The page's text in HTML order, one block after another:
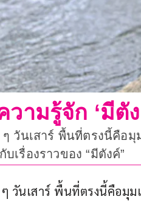
วามรู้จัก ‘มีตัง
วันเสาร์ พื้นที่ตรงนี้คือมุ
บเรื่องราวของ “มีตังค์”
วันเสาร์ พื้นที่ตรงนี้คือมุม